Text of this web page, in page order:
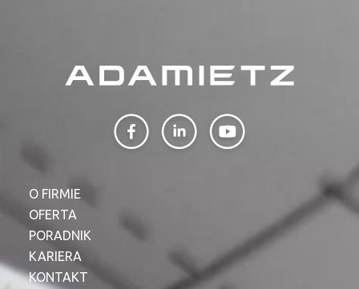
O FIRMIE
OFERTA
PORADNIK
KARIERA
KONTAKT